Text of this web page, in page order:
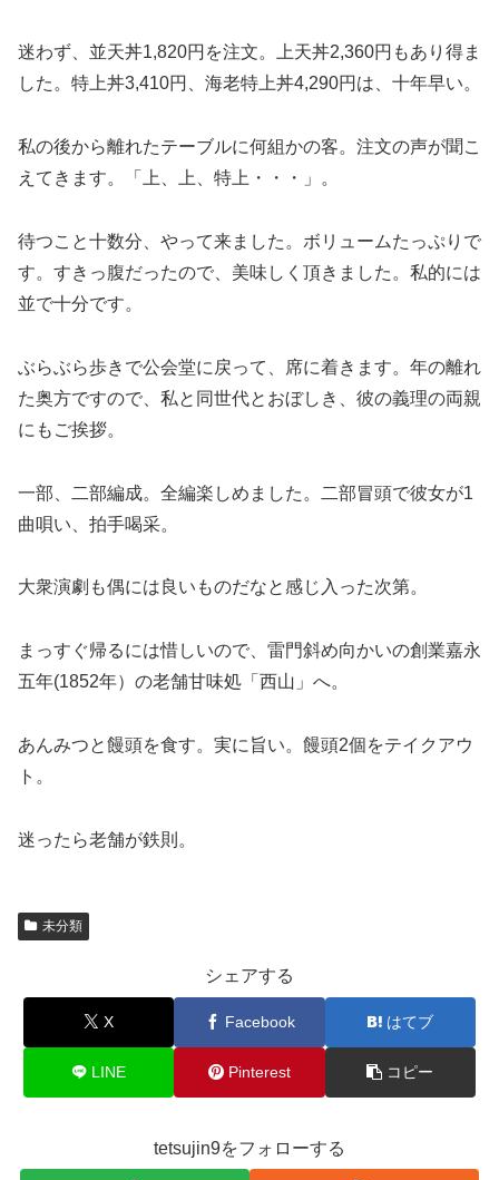
迷わず、並天丼1,820円を注文。上天丼2,360円もあり得ま
した。特上丼3,410円、海老特上丼4,290円は、十年早い。
私の後から離れたテーブルに何組かの客。注文の声が聞こ
えてきます。「上、上、特上・・・」。
待つこと十数分、やって来ました。ボリュームたっぷりで
す。すきっ腹だったので、美味しく頂きました。私的には
並で十分です。
ぶらぶら歩きで公会堂に戻って、席に着きます。年の離れ
た奥方ですので、私と同世代とおぼしき、彼の義理の両親
にもご挨拶。
一部、二部編成。全編楽しめました。二部冒頭で彼女が1
曲唄い、拍手喝采。
大衆演劇も偶には良いものだなと感じ入った次第。
まっすぐ帰るには惜しいので、雷門斜め向かいの創業嘉永
五年(1852年）の老舗甘味処「西山」へ。
あんみつと饅頭を食す。実に旨い。饅頭2個をテイクアウ
ト。
迷ったら老舗が鉄則。
未分類
シェアする
X Facebook はてブ
LINE Pinterest コピー
tetsujin9をフォローする